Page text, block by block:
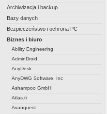
Archiwizacja i backup
Bazy danych
Bezpieczeństwo i ochrona PC
Biznes i biuro
Ability Engineering
AdminDroid
AnyDesk
AnyDWG Software, Inc
Ashampoo GmbH
Atlas.ti
Avanquest